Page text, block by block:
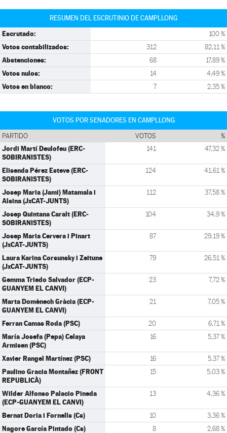
RESUMEN DEL ESCRUTINIO DE CAMPLLONG
Escrutado: 100 %
Votos contabilizados: 312 82,11 %
Abstenciones: 68 17,89 %
Votos nulos: 14 4,49 %
Votos en blanco: 7 2,35 %
VOTOS POR SENADORES EN CAMPLLONG
PARTIDO VOTOS %
Jordi Martí Deulofeu (ERC-
SOBIRANISTES)
141 47,32 %
Elisenda Pérez Esteve (ERC-
SOBIRANISTES)
124 41,61 %
Josep Maria (Jami) Matamala i
Alsina (JxCAT-JUNTS)
112 37,58 %
Josep Quintana Caralt (ERC-
SOBIRANISTES)
104 34,9 %
Josep Maria Cervera i Pinart
(JxCAT-JUNTS)
87 29,19 %
Laura Karina Corsunsky i Zeitune
(JxCAT-JUNTS)
79 26,51 %
Gemma Triedo Salvador (ECP-
GUANYEM EL CANVI)
23 7,72 %
Marta Domènech Gràcia (ECP-
GUANYEM EL CANVI)
21 7,05 %
Ferran Camas Roda (PSC) 20 6,71 %
María Josefa (Pepa) Celaya
Armisen (PSC)
16 5,37 %
Xavier Rangel Martínez (PSC) 16 5,37 %
Paulino Gracia Montañez (FRONT
REPUBLICÀ)
15 5,03 %
Wilder Alfonso Palacio Pineda
(ECP-GUANYEM EL CANVI)
13 4,36 %
Bernat Doria i Fornells (Cs) 10 3,36 %
Nagore García Pintado (Cs) 8 2,68 %